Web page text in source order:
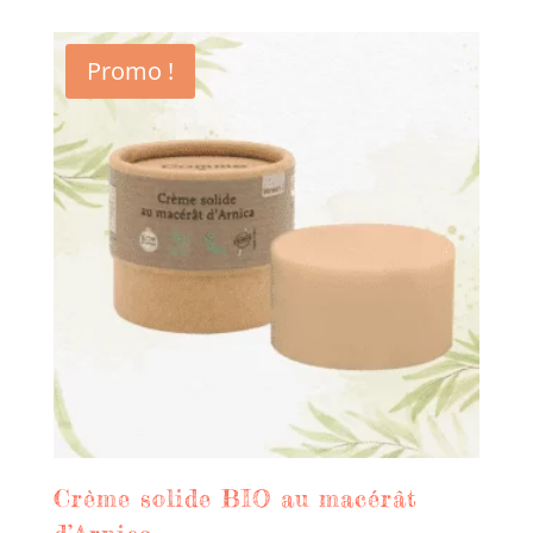
Promo !
Crème solide BIO au macérât